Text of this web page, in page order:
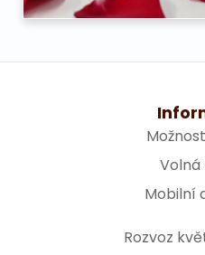
Mobilní
Rozvoz